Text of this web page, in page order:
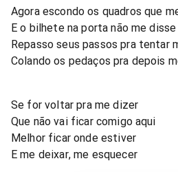
Agora escondo os quadros que
E o bilhete na porta não me
Repasso seus passos pra tentar
Colando os pedaços pra depois
Se for voltar pra me dizer
Que não vai ficar comigo aqui
Melhor ficar onde estiver
E me deixar, me esquecer